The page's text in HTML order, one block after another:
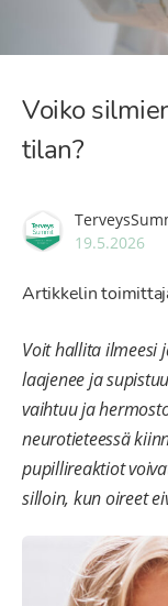
Voiko
tilan?
19.5.2026
Artikkelin
Voit hallita ilmeesi
laajenee ja
vaihtuu ja
neurotieteessä
pupillireaktiot
silloin, kun oireet